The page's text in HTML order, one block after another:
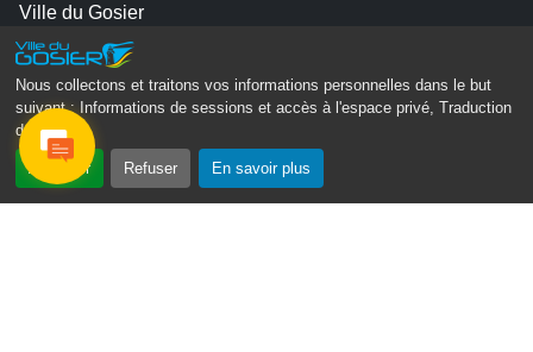
Nous collectons et traitons vos informations personnelles dans le but
suivant :
Informations de sessions et accès à l'espace privé, Traduction
des pages .
Accepter Refuser En savoir plus
Ville du Gosier
67, Boulevard du Général de Gaulle
97190 Le Gosier
Tél. 05 90 84 86 86
Envoyer un email